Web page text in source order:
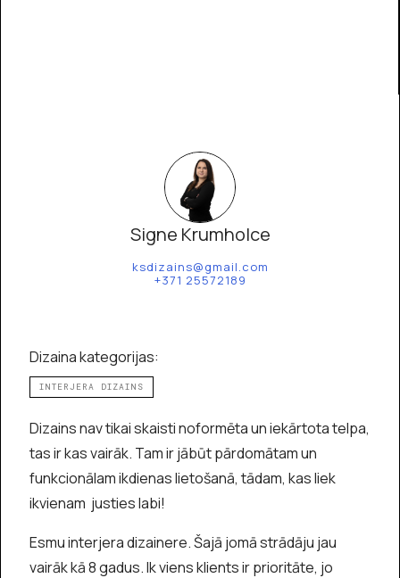
Signe Krumholce
ksdizains@gmail.com
+371 25572189
Dizaina kategorijas:
INTERJERA DIZAINS
Dizains nav tikai skaisti noformēta un iekārtota telpa,
tas ir kas vairāk. Tam ir jābūt pārdomātam un
funkcionālam ikdienas lietošanā, tādam, kas liek
ikvienam justies labi!
Esmu interjera dizainere. Šajā jomā strādāju jau
vairāk kā 8 gadus. Ik viens klients ir prioritāte, jo